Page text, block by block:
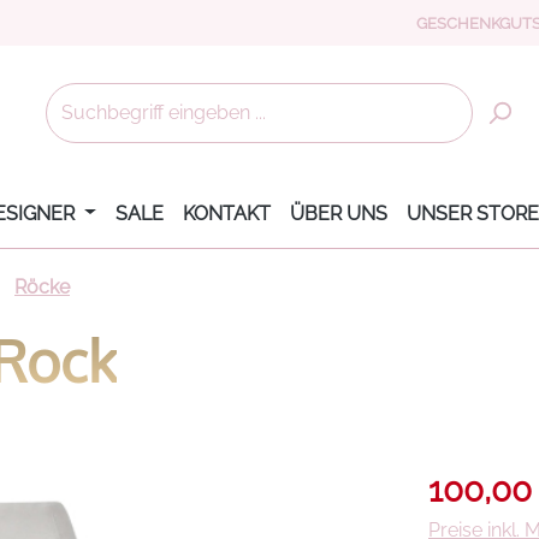
SALE KONTAKT ÜBER UNS UNSER STORE
Röcke
Preise inkl.